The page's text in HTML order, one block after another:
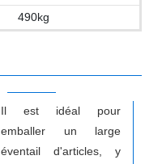
490kg
Il est idéal pour
emballer un large
éventail d'articles, y